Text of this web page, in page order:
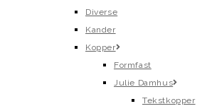
Diverse
Kander
Kopper
Formfast
Julie Damhus
Tekstkopper